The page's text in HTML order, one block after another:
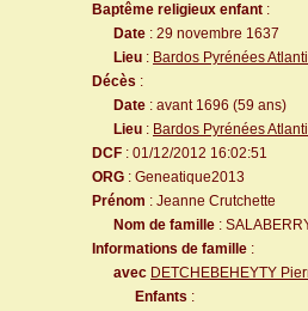
Baptême religieux enfant :
Date : 29 novembre 1637
Lieu : Bardos Pyrénées
Décès :
Date : avant 1696 (59 ans)
Lieu : Bardos Pyrénées
DCF : 01/12/2012 16:02:51
ORG : Geneatique2013
Prénom : Jeanne Crutchette
Nom de famille :
Informations de famille :
avec DETCHEBEHEYTY
Enfants :